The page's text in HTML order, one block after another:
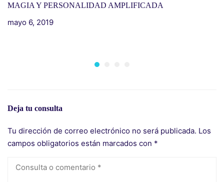
MAGIA Y PERSONALIDAD AMPLIFICADA
mayo 6, 2019
Deja tu consulta
Tu dirección de correo electrónico no será publicada. Los
campos obligatorios están marcados con *